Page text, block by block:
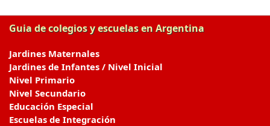
Guia de colegios y escuelas en Argentina
Jardines Maternales
Jardines de Infantes / Nivel Inicial
Nivel Primario
Nivel Secundario
Educación Especial
Escuelas de Integración